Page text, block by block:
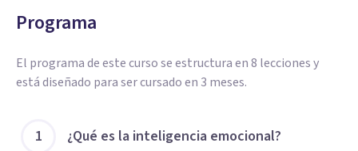
Programa
El programa de este curso se estructura en 8 lecciones y
está diseñado para ser cursado en 3 meses.
1 ¿Qué es la inteligencia emocional?